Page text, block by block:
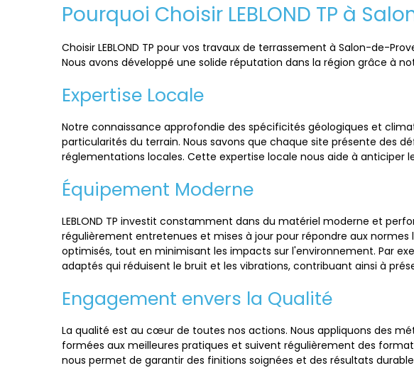
Pourquoi Choisir LEBLOND TP à
Choisir LEBLOND TP pour vos travaux de terrassement à Salon-de-
Nous avons développé une solide réputation dans la région grâce à
Expertise Locale
Notre connaissance approfondie des spécificités géologiques et
particularités du terrain. Nous savons que chaque site présente des
réglementations locales. Cette expertise locale nous aide à
Équipement Moderne
LEBLOND TP investit constamment dans du matériel moderne et
régulièrement entretenues et mises à jour pour répondre aux
optimisés, tout en minimisant les impacts sur l'environnement. Par
adaptés qui réduisent le bruit et les vibrations, contribuant ainsi à
Engagement envers la Qualité
La qualité est au cœur de toutes nos actions. Nous appliquons des
formées aux meilleures pratiques et suivent régulièrement des
nous permet de garantir des finitions soignées et des résultats